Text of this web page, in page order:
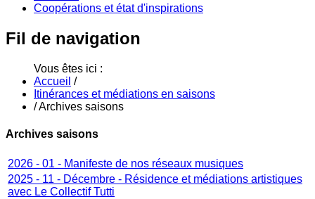
Coopérations et état d'inspirations
Fil de navigation
Vous êtes ici :
Accueil /
Itinérances et médiations en saisons
/Archives saisons
Archives saisons
2026 - 01 - Manifeste de nos réseaux musiques
2025 - 11 - Décembre - Résidence et médiations artistiques
avec Le Collectif Tutti